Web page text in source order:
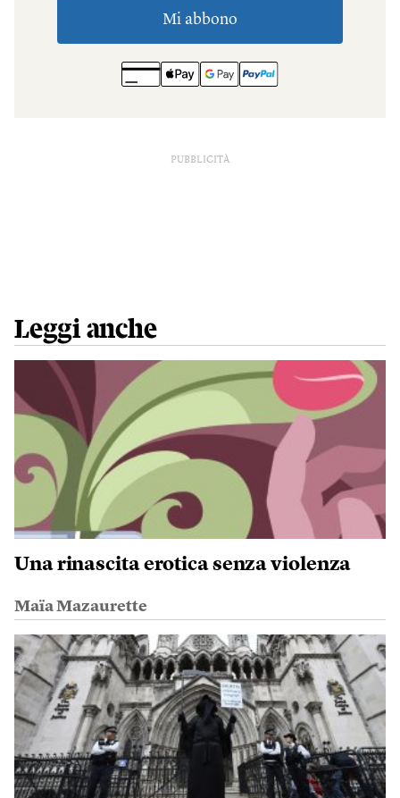
PUBBLICITÀ
Leggi anche
Una rinascita erotica senza violenza
Maïa Mazaurette